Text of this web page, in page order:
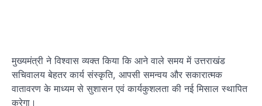
मुख्यमंत्री ने विश्वास व्यक्त किया कि आने वाले समय में उत्तराखंड
सचिवालय बेहतर कार्य संस्कृति, आपसी समन्वय और सकारात्मक
वातावरण के माध्यम से सुशासन एवं कार्यकुशलता की नई मिसाल स्थापित
करेगा।